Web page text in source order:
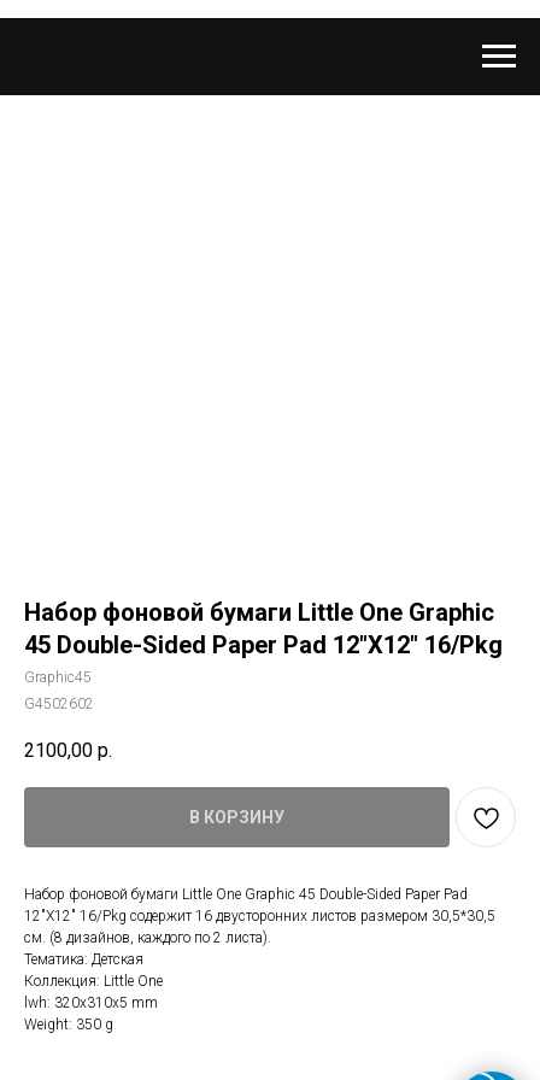
Набор фоновой бумаги Little One Graphic
45 Double-Sided Paper Pad 12"X12" 16/Pkg
Graphic45
G4502602
2100,00 р.
В КОРЗИНУ
Набор фоновой бумаги Little One Graphic 45 Double-Sided Paper Pad
12"X12" 16/Pkg содержит 16 двусторонних листов размером 30,5*30,5
см. (8 дизайнов, каждого по 2 листа).
Тематика: Детская
Коллекция: Little One
lwh: 320x310x5 mm
Weight: 350 g